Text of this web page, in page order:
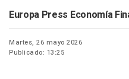
Europa Press Economía
Martes, 26 mayo 2026
Publicado: 13:25